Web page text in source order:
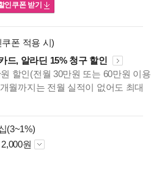
인쿠폰 받기
폰 적용 시)
드, 알라딘 15% 청구 할인
할인(전월 30만원 또는 60만원 이용
월까지는 전월 실적이 없어도 최대
(3~1%)
원